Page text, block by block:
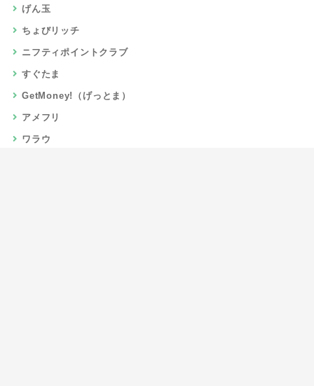
げん玉
ちょびリッチ
ニフティポイントクラブ
すぐたま
GetMoney!（げっとま）
アメフリ
ワラウ